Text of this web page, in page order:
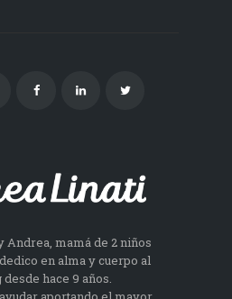
Andrea, mamá de 2 niños
en alma y cuerpo al
desde hace 9 años.